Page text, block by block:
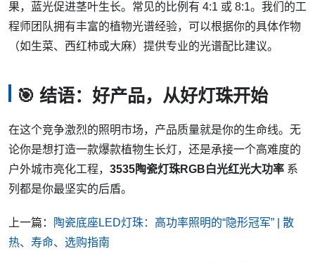
果，蓝光促进茎叶生长。常见的比例有 4:1 或 8:1。我们的工
程师团队拥有丰富的植物光谱经验，可以根据你的具体作物
（如生菜、西红柿或大麻）提供专业的光谱配比建议。
🎯 结语：好产品，从好灯珠开始
在这个竞争激烈的照明市场，产品质量就是你的生命线。无
论你是想打造一款爆款植物生长灯，还是承接一个高难度的
户外城市亮化工程， 3535陶瓷灯珠RGB白光红光大功率 系
列都是你最坚实的后盾。
上一篇：
陶瓷底座LED灯珠：高功率照明的“隐形冠军” | 散
热、寿命、选购指南